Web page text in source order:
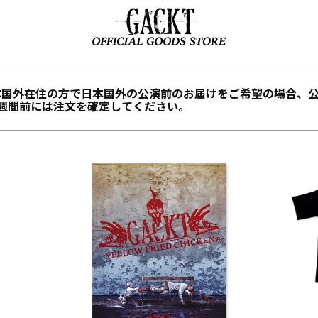
外在住の方で日本国外の公演前のお届けをご希望の場合、
間前には注文を確定してください。